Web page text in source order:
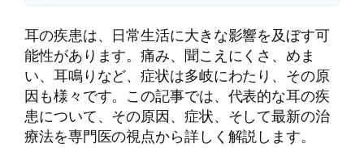
耳の疾患は、日常生活に大きな影響を及ぼす可
能性があります。痛み、聞こえにくさ、めま
い、耳鳴りなど、症状は多岐にわたり、その原
因も様々です。この記事では、代表的な耳の疾
患について、その原因、症状、そして最新の治
療法を専門医の視点から詳しく解説します。